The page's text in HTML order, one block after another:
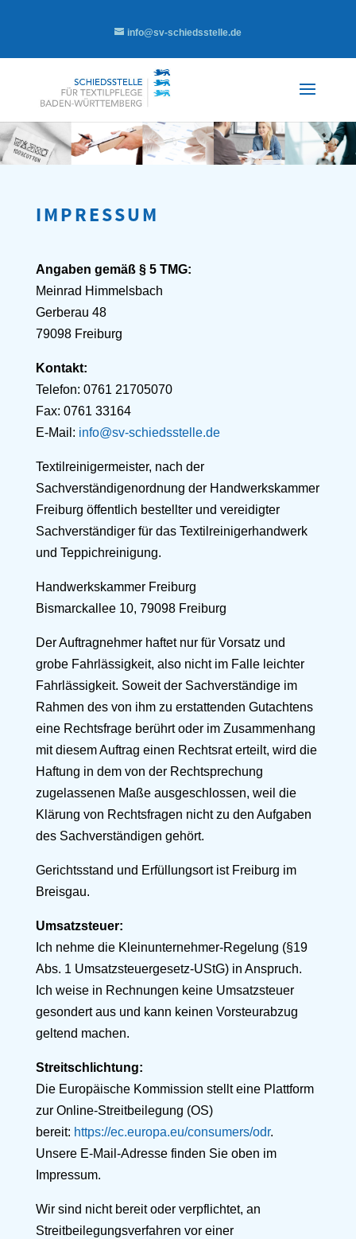
info@sv-schiedsstelle.de
IMPRESSUM
Angaben gemäß § 5 TMG:
Meinrad Himmelsbach
Gerberau 48
79098 Freiburg
Kontakt:
Telefon: 0761 21705070
Fax: 0761 33164
E-Mail: info@sv-schiedsstelle.de
Textilreinigermeister, nach der
Sachverständigenordnung der Handwerkskammer
Freiburg öffentlich bestellter und vereidigter
Sachverständiger für das Textilreinigerhandwerk
und Teppichreinigung.
Handwerkskammer Freiburg
Bismarckallee 10, 79098 Freiburg
Der Auftragnehmer haftet nur für Vorsatz und
grobe Fahrlässigkeit, also nicht im Falle leichter
Fahrlässigkeit. Soweit der Sachverständige im
Rahmen des von ihm zu erstattenden Gutachtens
eine Rechtsfrage berührt oder im Zusammenhang
mit diesem Auftrag einen Rechtsrat erteilt, wird die
Haftung in dem von der Rechtsprechung
zugelassenen Maße ausgeschlossen, weil die
Klärung von Rechtsfragen nicht zu den Aufgaben
des Sachverständigen gehört.
Gerichtsstand und Erfüllungsort ist Freiburg im
Breisgau.
Umsatzsteuer:
Ich nehme die Kleinunternehmer-Regelung (§19
Abs. 1 Umsatzsteuergesetz-UStG) in Anspruch.
Ich weise in Rechnungen keine Umsatzsteuer
gesondert aus und kann keinen Vorsteurabzug
geltend machen.
Streitschlichtung:
Die Europäische Kommission stellt eine Plattform
zur Online-Streitbeilegung (OS)
bereit: https://ec.europa.eu/consumers/odr.
Unsere E-Mail-Adresse finden Sie oben im
Impressum.
Wir sind nicht bereit oder verpflichtet, an
Streitbeilegungsverfahren vor einer